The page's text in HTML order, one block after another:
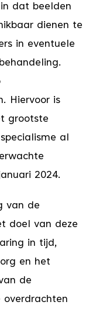
dat beelden
dienen te
in eventuele
Hiervoor is
grootste
al
2024.
van de
doel van deze
in tijd,
en het
de
overdrachten